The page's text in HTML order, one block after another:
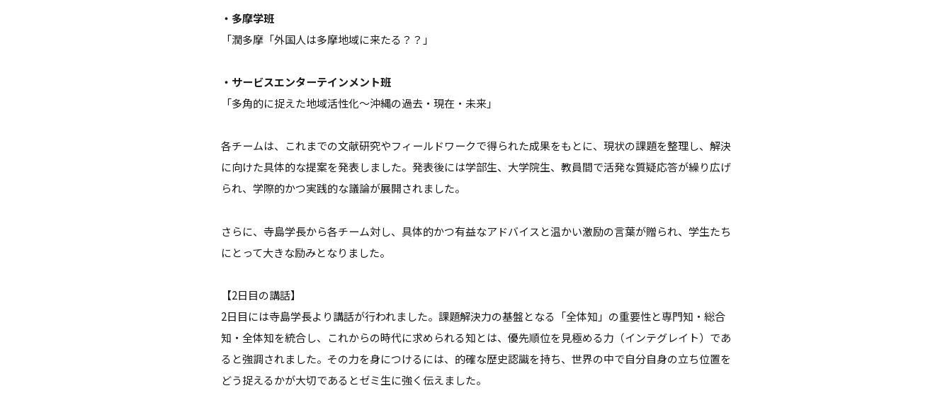
・多摩学班
「潤多摩「外国人は多摩地域に来たる？？」
・サービスエンターテインメント班
「多角的に捉えた地域活性化～沖縄の過去・現在・未来」
各チームは、これまでの文献研究やフィールドワークで得られた成果をもとに、現状の課題を整理し、解決
に向けた具体的な提案を発表しました。発表後には学部生、大学院生、教員間で活発な質疑応答が繰り広げ
られ、学際的かつ実践的な議論が展開されました。
さらに、寺島学長から各チーム対し、具体的かつ有益なアドバイスと温かい激励の言葉が贈られ、学生たち
にとって大きな励みとなりました。
【2日目の講話】
2日目には寺島学長より講話が行われました。課題解決力の基盤となる「全体知」の重要性と専門知・総合
知・全体知を統合し、これからの時代に求められる知とは、優先順位を見極める力（インテグレイト）であ
ると強調されました。その力を身につけるには、的確な歴史認識を持ち、世界の中で自分自身の立ち位置を
どう捉えるかが大切であるとゼミ生に強く伝えました。